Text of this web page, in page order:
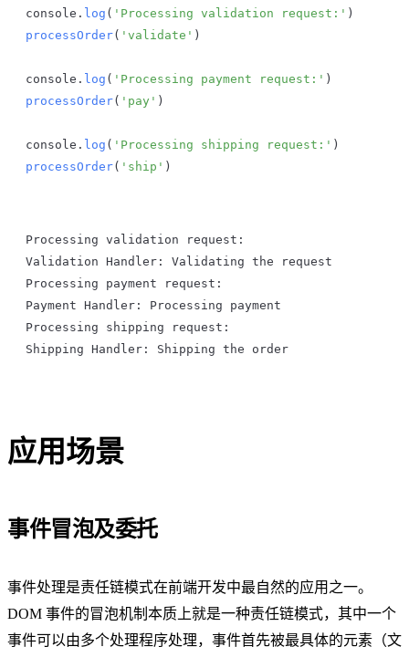
console . log ( 'Processing validation request:' )
processOrder( 'validate' )
console . log ( 'Processing payment request:' )
processOrder( 'pay' )
console . log ( 'Processing shipping request:' )
processOrder( 'ship' )
Processing validation request :
Validation Handler : Validating the request
Processing payment request :
Payment Handler : Processing payment
Processing shipping request :
Shipping Handler : Shipping the order
应用场景
事件冒泡及委托
事件处理是责任链模式在前端开发中最自然的应用之一。
DOM 事件的冒泡机制本质上就是一种责任链模式，其中一个
事件可以由多个处理程序处理，事件首先被最具体的元素（文